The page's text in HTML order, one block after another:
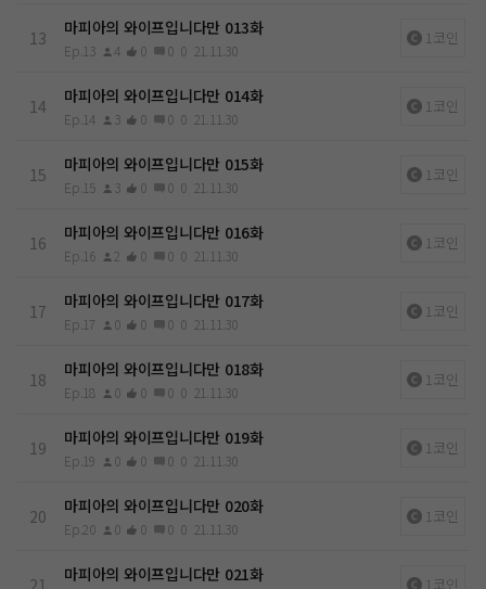
13 마피아의 와이프입니다만 013화
Ep.13 4 0 0 0 21.11.30
1코인
14 마피아의 와이프입니다만 014화
Ep.14 3 0 0 0 21.11.30
1코인
15 마피아의 와이프입니다만 015화
Ep.15 3 0 0 0 21.11.30
1코인
16 마피아의 와이프입니다만 016화
Ep.16 2 0 0 0 21.11.30
1코인
17 마피아의 와이프입니다만 017화
Ep.17 0 0 0 0 21.11.30
1코인
18 마피아의 와이프입니다만 018화
Ep.18 0 0 0 0 21.11.30
1코인
19 마피아의 와이프입니다만 019화
Ep.19 0 0 0 0 21.11.30
1코인
20 마피아의 와이프입니다만 020화
Ep.20 0 0 0 0 21.11.30
1코인
21 마피아의 와이프입니다만 021화 1코인